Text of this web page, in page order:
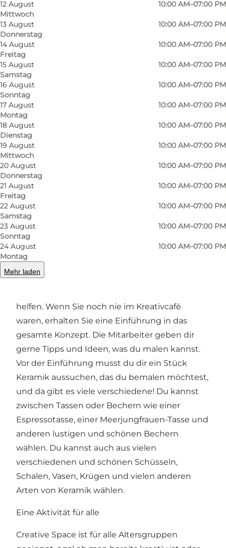
12 August
Mittwoch
10:00 AM–07:00 PM
13 August
Donnerstag
10:00 AM–07:00 PM
14 August
Freitag
10:00 AM–07:00 PM
15 August
Samstag
10:00 AM–07:00 PM
16 August
Sonntag
10:00 AM–07:00 PM
17 August
Montag
10:00 AM–07:00 PM
18 August
Dienstag
10:00 AM–07:00 PM
19 August
Mittwoch
10:00 AM–07:00 PM
20 August
Donnerstag
10:00 AM–07:00 PM
21 August
Freitag
10:00 AM–07:00 PM
22 August
Samstag
10:00 AM–07:00 PM
23 August
Sonntag
10:00 AM–07:00 PM
24 August
Montag
10:00 AM–07:00 PM
Mehr laden
Das Konzept
Creative Space ist ein einzigartiges Café, in dem
man eine Tasse Kaffee oder andere
Köstlichkeiten genießen kann, während man
auf Keramiken malt. Das Konzept ist einfach:
Zuerst wählt man ein Stück der italienischen
Keramik aus, dann wählt man Farben und
Textur, und dann kann man kreativ werden. Sie
können malen, was Sie wollen, in den Farben,
die Sie wollen - die einzige Grenze ist Ihre
Fantasie! Wenn du mit der kreativen Phase
fertig bist, wird deine Keramik gebrannt, und
eine Woche später kannst du sie abholen und
das fertige Ergebnis sehen.
Das Personal und die Keramiken
Bei Creative Spaces finden Sie auch freundliche
helfen. Wenn Sie noch nie im Kreativcafé
waren, erhalten Sie eine Einführung in das
gesamte Konzept. Die Mitarbeiter geben dir
gerne Tipps und Ideen, was du malen kannst.
Vor der Einführung musst du dir ein Stück
Keramik aussuchen, das du bemalen möchtest,
und da gibt es viele verschiedene! Du kannst
zwischen Tassen oder Bechern wie einer
Espressotasse, einer Meerjungfrauen-Tasse und
anderen lustigen und schönen Bechern
wählen. Du kannst auch aus vielen
verschiedenen und schönen Schüsseln,
Schalen, Vasen, Krügen und vielen anderen
Arten von Keramik wählen.
Eine Aktivität für alle
Creative Space ist für alle Altersgruppen